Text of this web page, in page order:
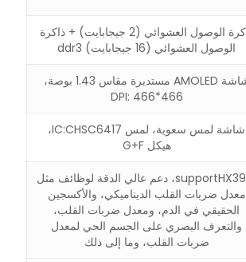
ذاكرة الوصول العشوائي (2 جيجابايت) + ذاكرة
الوصول العشوائي (16 جيجابايت) ddr3
شاشة AMOLED مستديرة مقاس 1.43 بوصة،
DPI: 466*466
شاشة لمس سعوية، لمس IC:CHSC6417،
هيكل G+F
supportHX3918، دعم عالي الدقة لوظائف مثل
معدل ضربات القلب الديناميكي، والأكسجين
الحقيقي في الدم، ومعدل ضربات القلب،
والتعرف البصري على الجسم الحي لمعدل
ضربات القلب، وما إلى ذلك